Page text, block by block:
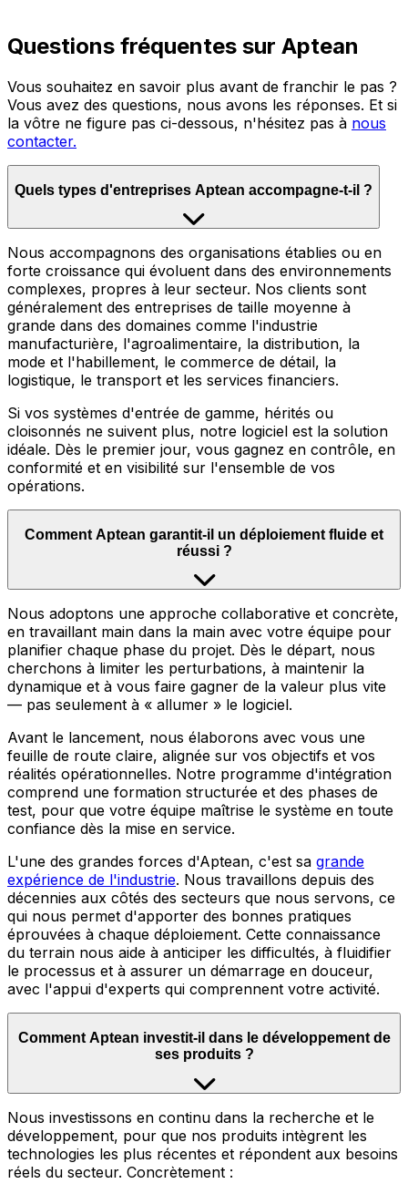
Questions fréquentes sur Aptean
Vous souhaitez en savoir plus avant de franchir le pas ?
Vous avez des questions, nous avons les réponses. Et si
la vôtre ne figure pas ci-dessous, n'hésitez pas à nous
contacter.
Quels types d'entreprises Aptean accompagne-t-il ?
Nous accompagnons des organisations établies ou en
forte croissance qui évoluent dans des environnements
complexes, propres à leur secteur. Nos clients sont
généralement des entreprises de taille moyenne à
grande dans des domaines comme l'industrie
manufacturière, l'agroalimentaire, la distribution, la
mode et l'habillement, le commerce de détail, la
logistique, le transport et les services financiers.
Si vos systèmes d'entrée de gamme, hérités ou
cloisonnés ne suivent plus, notre logiciel est la solution
idéale. Dès le premier jour, vous gagnez en contrôle, en
conformité et en visibilité sur l'ensemble de vos
opérations.
Comment Aptean garantit-il un déploiement fluide et
réussi ?
Nous adoptons une approche collaborative et concrète,
en travaillant main dans la main avec votre équipe pour
planifier chaque phase du projet. Dès le départ, nous
cherchons à limiter les perturbations, à maintenir la
dynamique et à vous faire gagner de la valeur plus vite
— pas seulement à « allumer » le logiciel.
Avant le lancement, nous élaborons avec vous une
feuille de route claire, alignée sur vos objectifs et vos
réalités opérationnelles. Notre programme d'intégration
comprend une formation structurée et des phases de
test, pour que votre équipe maîtrise le système en toute
confiance dès la mise en service.
L'une des grandes forces d'Aptean, c'est sa grande
expérience de l'industrie. Nous travaillons depuis des
décennies aux côtés des secteurs que nous servons, ce
qui nous permet d'apporter des bonnes pratiques
éprouvées à chaque déploiement. Cette connaissance
du terrain nous aide à anticiper les difficultés, à fluidifier
le processus et à assurer un démarrage en douceur,
avec l'appui d'experts qui comprennent votre activité.
Comment Aptean investit-il dans le développement de
ses produits ?
Nous investissons en continu dans la recherche et le
développement, pour que nos produits intègrent les
technologies les plus récentes et répondent aux besoins
réels du secteur. Concrètement :